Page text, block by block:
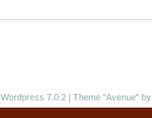
Wordpress 7.0.2 | Theme "Avenue"